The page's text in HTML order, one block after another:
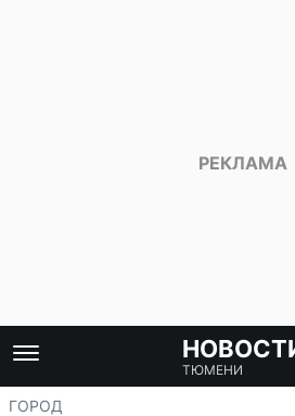
ТЮМЕНИ
ГОРОД